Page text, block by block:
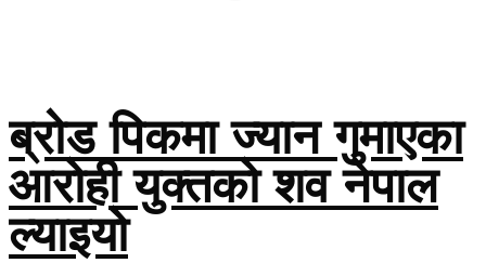
ब्रोड पिकमा ज्यान गुमाएका
आरोही युक्तको शव नेपाल
ल्याइयो